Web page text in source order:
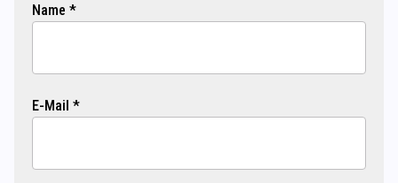
Name *
E-Mail *